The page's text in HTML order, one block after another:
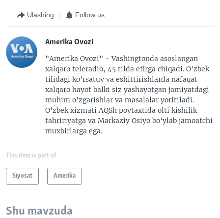
Ulashing Follow us
Amerika Ovozi
"Amerika Ovozi" - Vashingtonda asoslangan
xalqaro teleradio, 45 tilda efirga chiqadi. O'zbek
tilidagi ko'rsatuv va eshittirishlarda nafaqat
xalqaro hayot balki siz yashayotgan jamiyatdagi
muhim o'zgarishlar va masalalar yoritiladi.
O'zbek xizmati AQSh poytaxtida olti kishilik
tahririyatga va Markaziy Osiyo bo'ylab jamoatchi
muxbirlarga ega.
This item is part of
Siyosat Amerika
Shu mavzuda